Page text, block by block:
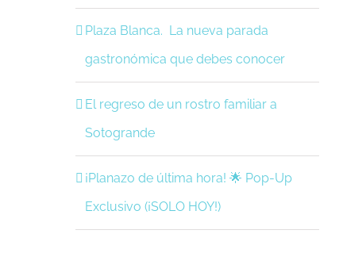
Plaza Blanca. La nueva parada
gastronómica que debes conocer
El regreso de un rostro familiar a
Sotogrande
¡Planazo de última hora! 🌟 Pop-Up
Exclusivo (¡SOLO HOY!)